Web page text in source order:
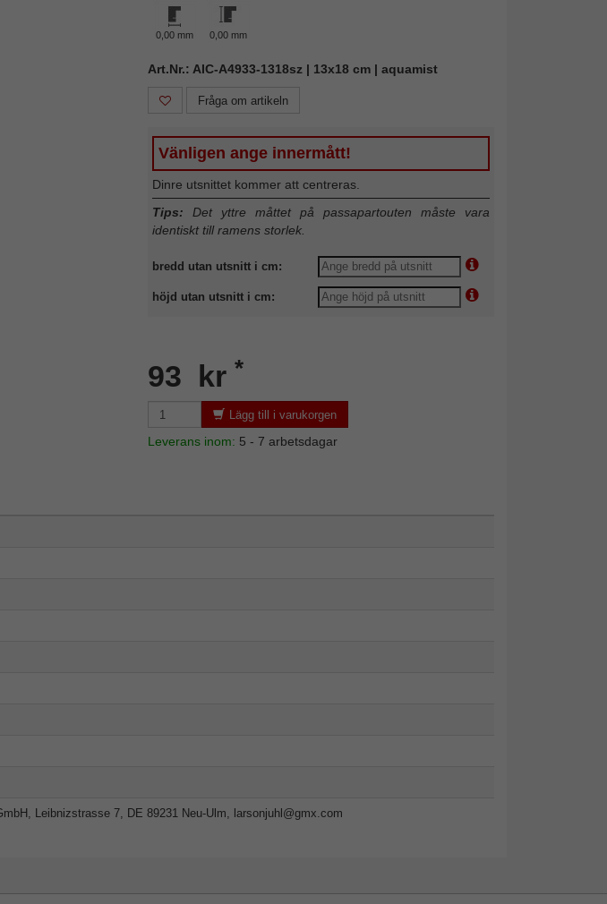
0,00 mm 0,00 mm
Art.Nr.: AIC-A4933-1318sz | 13x18 cm | aquamist
Fråga om artikeln
Vänligen ange innermått!
Dinre utsnittet kommer att centreras.
Tips: Det yttre måttet på passapartouten måste vara
identiskt till ramens storlek.
bredd utan utsnitt i cm:
höjd utan utsnitt i cm:
93 kr *
Lägg till i varukorgen
Leverans inom: 5 - 7 arbetsdagar
Leibnizstrasse 7, DE 89231 Neu-Ulm, larsonjuhl@gmx.com